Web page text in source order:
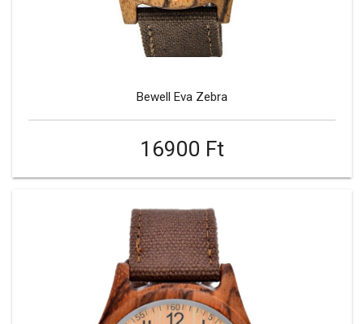
Bewell Eva Zebra
16900 Ft